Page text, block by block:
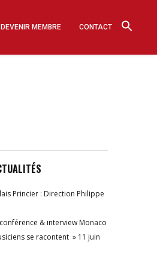
DEVENIR MEMBRE CONTACT
Princier : Direction Philippe
& interview Monaco
se racontent » 11 juin